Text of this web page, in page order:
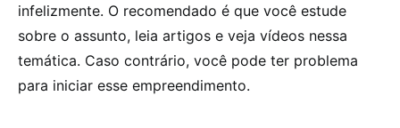
infelizmente. O recomendado é que você estude
sobre o assunto, leia artigos e veja vídeos nessa
temática. Caso contrário, você pode ter problema
para iniciar esse empreendimento.